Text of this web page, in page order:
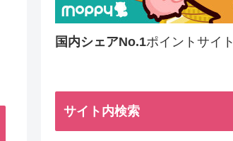
国内シェアNo.1ポイントサイト
サイト内検索